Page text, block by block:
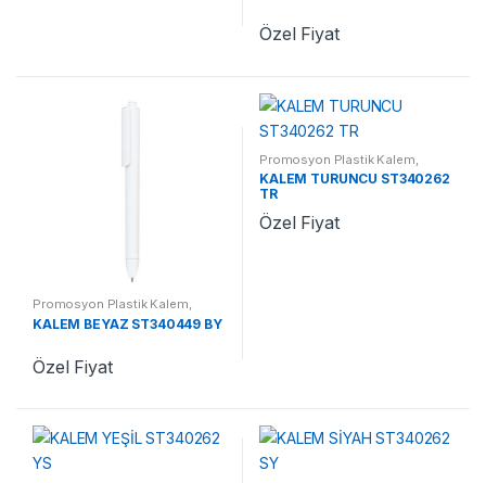
Özel Fiyat
Promosyon Plastik Kalem
Promosyon Kalemler
KALEM BEYAZ ST340449 BY
Özel Fiyat
Promosyon Plastik Kalem
Promosyon Kalemler
KALEM TURUNCU ST340262
TR
Özel Fiyat